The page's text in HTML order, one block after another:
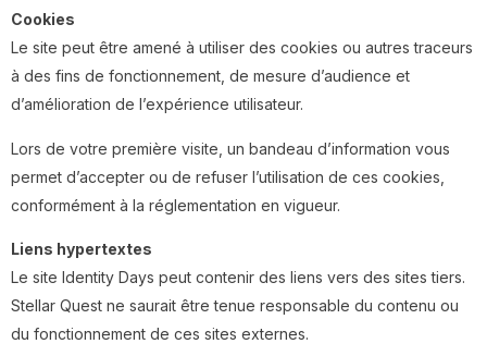
Cookies
Le site peut être amené à utiliser des cookies ou autres traceurs
à des fins de fonctionnement, de mesure d’audience et
d’amélioration de l’expérience utilisateur.
Lors de votre première visite, un bandeau d’information vous
permet d’accepter ou de refuser l’utilisation de ces cookies,
conformément à la réglementation en vigueur.
Liens hypertextes
Le site Identity Days peut contenir des liens vers des sites tiers.
Stellar Quest ne saurait être tenue responsable du contenu ou
du fonctionnement de ces sites externes.